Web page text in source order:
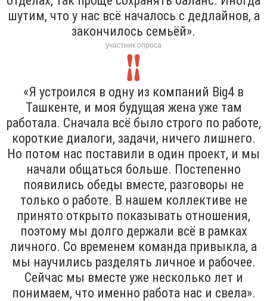
шутим, что у нас всё началось с дедлайнов, а
закончилось семьёй».
участник опроса
«Я устроился в одну из компаний Big4 в
Ташкенте, и моя будущая жена уже там
работала. Сначала всё было строго по работе,
короткие диалоги, задачи, ничего лишнего.
Но потом нас поставили в один проект, и мы
начали общаться больше. Постепенно
появились обеды вместе, разговоры не
только о работе. В нашем коллективе не
принято открыто показывать отношения,
поэтому мы долго держали всё в рамках
личного. Со временем команда привыкла, а
мы научились разделять личное и рабочее.
Сейчас мы вместе уже несколько лет и
понимаем, что именно работа нас и свела».